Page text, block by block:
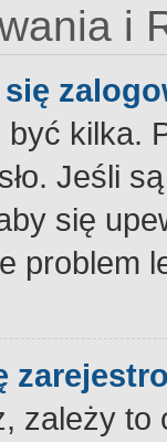
i
kilka.
Jeśli
się
problem
zależy